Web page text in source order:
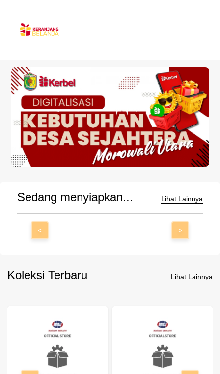
`
Sedang menyiapkan... Lihat Lainnya
< >
Koleksi Terbaru Lihat Lainnya